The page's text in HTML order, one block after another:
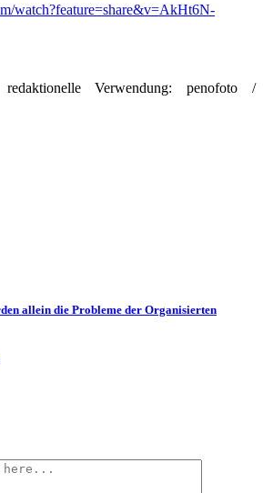
watch?feature=share&v=AkHt6N-
Verwendung: penofoto /
allein die Probleme der Organisierten